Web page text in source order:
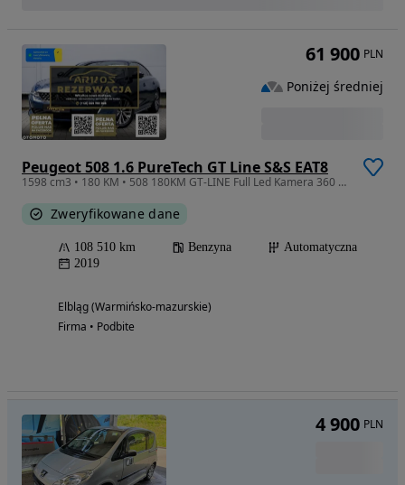
Peugeot 508 1.6 PureTech GT Line S&S EAT8
1598 cm3 • 180 KM • 508 180KM GT-LINE Full Led Kamera 360 Skóra ACC ParkAssist ARKOS
Zweryfikowane dane
108 510 km Benzyna
Automatyczna
2019
Elbląg (Warmińsko-mazurskie)
Firma • Podbite
61 900 PLN
Poniżej średniej
4 900 PLN